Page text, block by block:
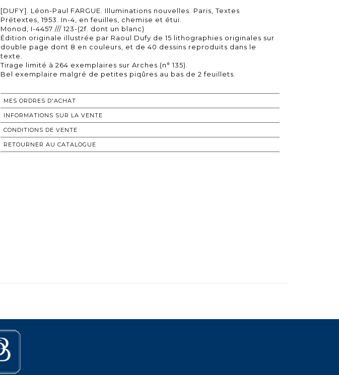
[DUFY]. Léon-Paul FARGUE. Illuminations nouvelles. Paris, Textes
Prétextes, 1953. In-4, en feuilles, chemise et étui.
Monod, I-4457 /// 123-(2f. dont un blanc)
Édition originale illustrée par Raoul Dufy de 15 lithographies originales sur
double page dont 8 en couleurs, et de 40 dessins reproduits dans le
texte.
Tirage limité à 264 exemplaires sur Arches (n° 135).
Bel exemplaire malgré de petites piqûres au bas de 2 feuillets.
MES ORDRES D'ACHAT
INFORMATIONS SUR LA VENTE
CONDITIONS DE VENTE
RETOURNER AU CATALOGUE